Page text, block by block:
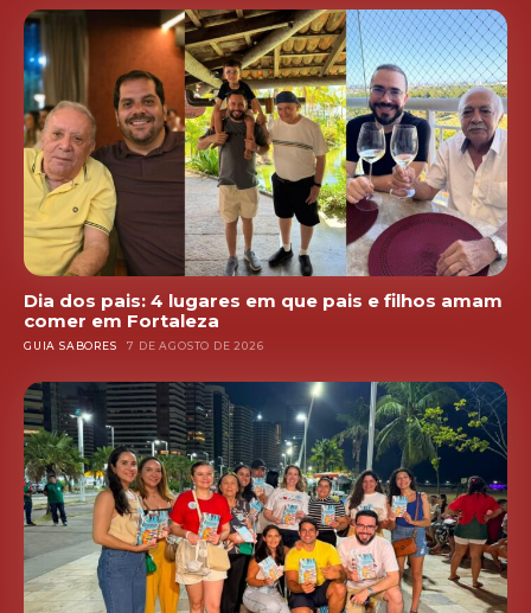
Dia dos pais: 4 lugares em que pais e filhos amam
comer em Fortaleza
GUIA SABORES 7 DE AGOSTO DE 2026